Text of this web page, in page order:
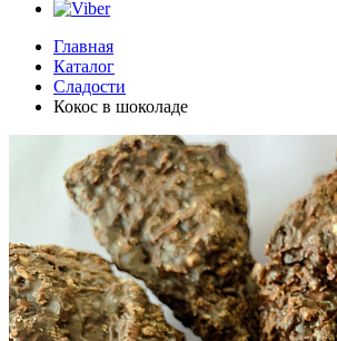
Главная
Каталог
Сладости
Кокос в шоколаде